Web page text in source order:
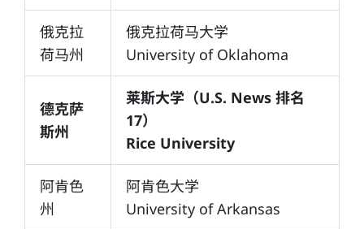
俄克拉
荷马州
俄克拉荷马大学
University of Oklahoma
德克萨
斯州
莱斯大学（U.S. News 排名
17）
Rice University
阿肯色
州
阿肯色大学
University of Arkansas